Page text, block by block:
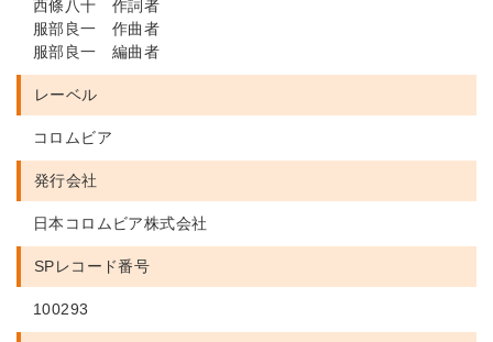
西條八十 作詞者
服部良一 作曲者
服部良一 編曲者
レーベル
コロムビア
発行会社
日本コロムビア株式会社
SPレコード番号
100293